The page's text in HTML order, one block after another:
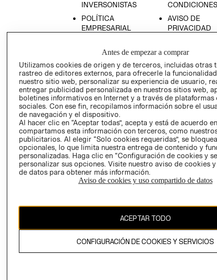
INVERSONISTAS
POLÍTICA
EMPRESARIAL
CONDICIONES
AVISO DE
PRIVACIDAD
AVISO DE
COOKIES
LIBRO DE
Ecuador ($)
CAMBIAR REGIÓN
El contenido de esta página web está protegido por copyright y es
Antes de empezar a comprar
Utilizamos cookies de origen y de terceros, incluidas otras
rastreo de editores externos, para ofrecerle la
nuestro sitio web, personalizar su experiencia de usuario,
entregar publicidad personalizada en nuestros sitios web,
boletines informativos en Internet y a través de plataformas
sociales. Con ese fin, recopilamos información sobre el
de navegación y el dispositivo.
Al hacer clic en “Aceptar todas”, acepta y está de acuerdo
compartamos esta información con terceros, como
publicitarios. Al elegir “Solo cookies requeridas”, se
opcionales, lo que limita nuestra entrega de contenido y
personalizadas. Haga clic en “Configuración de cookies y
personalizar sus opciones. Visite nuestro aviso de cookies
de datos para obtener más información.
Aviso de cookies y uso compartido de datos
ACEPTAR TODO
CONFIGURACIÓN DE COOKIES Y SERVICIOS